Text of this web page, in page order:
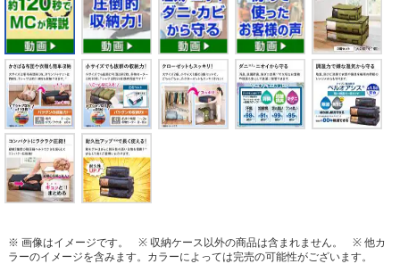
※ 画像はイメージです。 ※ 収納ケース以外の商品は含まれません。
※ 他カ
ラーのイメージを含みます。カラーによっては完売の可能性がございます。